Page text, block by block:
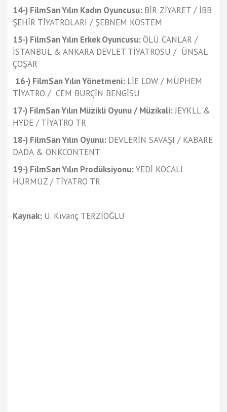
14-) FilmSan Yılın Kadın Oyuncusu: BİR ZİYARET / İBB
ŞEHİR TİYATROLARI / ŞEBNEM KÖSTEM
15-) FilmSan Yılın Erkek Oyuncusu:ÖLÜ CANLAR /
İSTANBUL & ANKARA DEVLET TİYATROSU / ÜNSAL
ÇOŞAR
16-) FilmSan Yılın Yönetmeni: LİE LOW / MÜPHEM
TİYATRO / CEM BURÇİN BENGİSU
17-) FilmSan Yılın Müzikli Oyunu / Müzikali:JEYKLL &
HYDE / TİYATRO TR
18-) FilmSan Yılın Oyunu: DEVLERİN SAVAŞI / KABARE
DADA & ONKCONTENT
19-) FilmSan Yılın Prodüksiyonu:YEDİ KOCALI
HÜRMÜZ / TİYATRO TR
Kaynak: U. Kıvanç TERZİOĞLU